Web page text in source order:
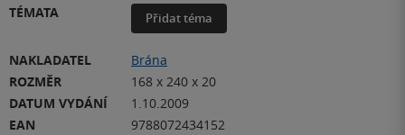
TÉMATA
Přidat téma
NAKLADATEL
Brána
ROZMĚR
168 x 240 x 20
DATUM VYDÁNÍ
1.10.2009
EAN
9788072434152